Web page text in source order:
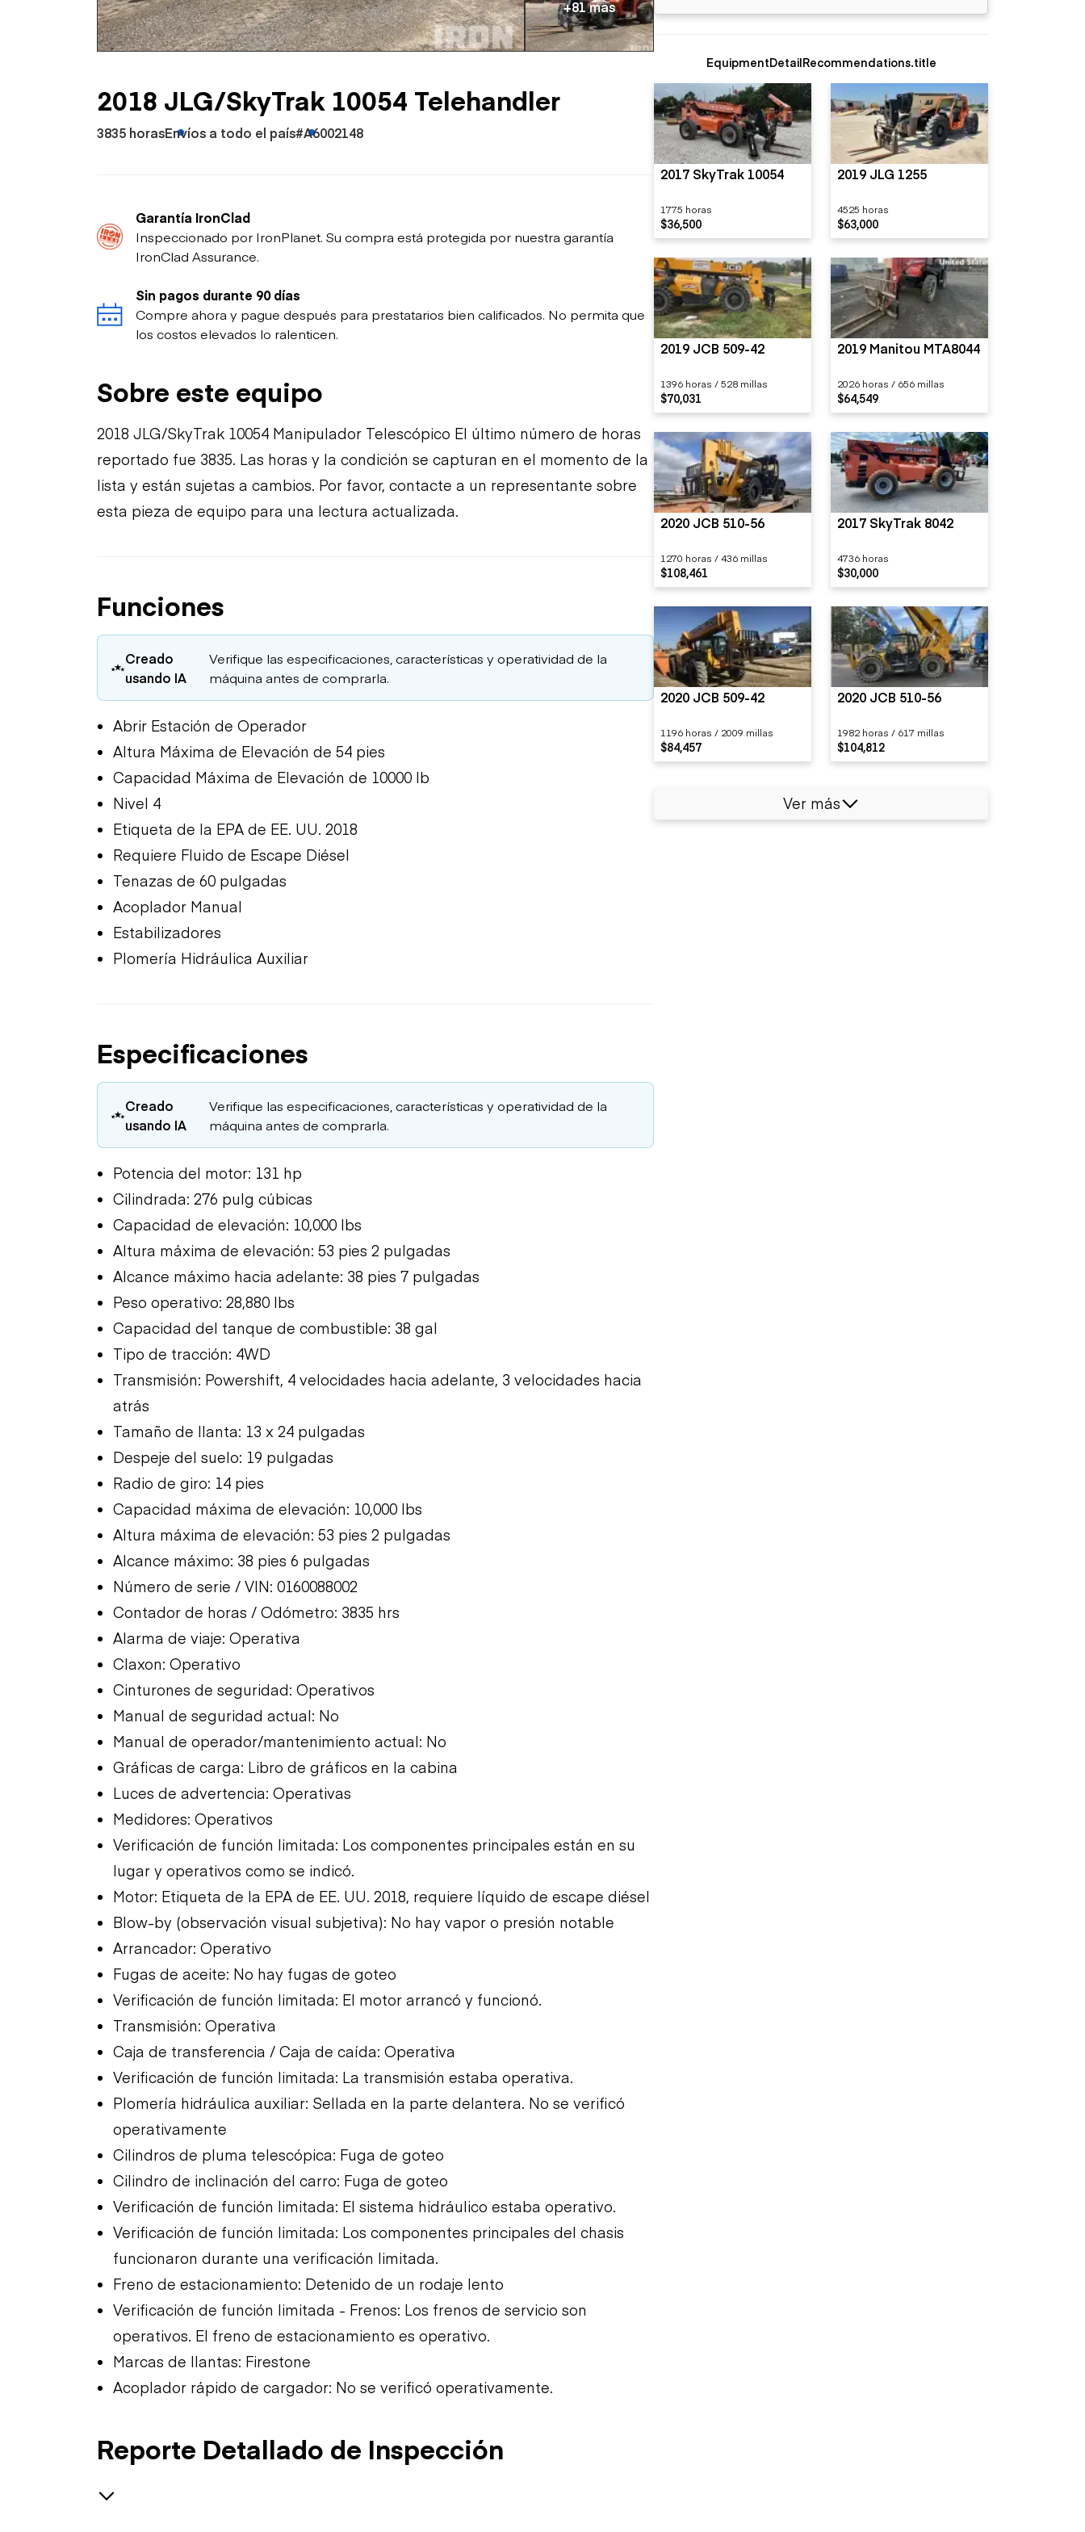
Petróleo y gas
Excavadoras
Motoniveladoras
Minicargadoras
Raspadores
Cargadoras de ruedas
Trailers
Remolques volcados
Remolques de
Remolques de troncos
+81 mas
2018 JLG/SkyTrak 10054 Telehandler
3835 horasEnvíos a todo el país#A6002148
Garantía IronClad
Inspeccionado por IronPlanet. Su compra está protegida por nuestra garantía
IronClad Assurance.
Sin pagos durante 90 días
Compre ahora y pague después para prestatarios bien calificados. No permita que
los costos elevados lo ralenticen.
Sobre este equipo
2018 JLG/SkyTrak 10054 Manipulador Telescópico El último número de horas
reportado fue 3835. Las horas y la condición se capturan en el momento de la
lista y están sujetas a cambios. Por favor, contacte a un representante sobre
esta pieza de equipo para una lectura actualizada.
Funciones
Creado
usando IA
Verifique las especificaciones, características y operatividad de la
máquina antes de comprarla.
Abrir Estación de Operador
Altura Máxima de Elevación de 54 pies
Capacidad Máxima de Elevación de 10000 lb
Nivel 4
Etiqueta de la EPA de EE. UU. 2018
Requiere Fluido de Escape Diésel
Tenazas de 60 pulgadas
Acoplador Manual
Estabilizadores
Plomería Hidráulica Auxiliar
Especificaciones
Creado
usando IA
Verifique las especificaciones, características y operatividad de la
máquina antes de comprarla.
Potencia del motor: 131 hp
Cilindrada: 276 pulg cúbicas
Capacidad de elevación: 10,000 lbs
Altura máxima de elevación: 53 pies 2 pulgadas
Alcance máximo hacia adelante: 38 pies 7 pulgadas
Peso operativo: 28,880 lbs
Capacidad del tanque de combustible: 38 gal
Tipo de tracción: 4WD
Transmisión: Powershift, 4 velocidades hacia adelante, 3 velocidades hacia
atrás
Tamaño de llanta: 13 x 24 pulgadas
Despeje del suelo: 19 pulgadas
Radio de giro: 14 pies
Capacidad máxima de elevación: 10,000 lbs
Altura máxima de elevación: 53 pies 2 pulgadas
Alcance máximo: 38 pies 6 pulgadas
Número de serie / VIN: 0160088002
Contador de horas / Odómetro: 3835 hrs
Alarma de viaje: Operativa
Claxon: Operativo
Cinturones de seguridad: Operativos
Manual de seguridad actual: No
Manual de operador/mantenimiento actual: No
Gráficas de carga: Libro de gráficos en la cabina
Luces de advertencia: Operativas
Medidores: Operativos
Verificación de función limitada: Los componentes principales están en su
lugar y operativos como se indicó.
Motor: Etiqueta de la EPA de EE. UU. 2018, requiere líquido de escape diésel
Blow-by (observación visual subjetiva): No hay vapor o presión notable
Arrancador: Operativo
Fugas de aceite: No hay fugas de goteo
Verificación de función limitada: El motor arrancó y funcionó.
Transmisión: Operativa
Caja de transferencia / Caja de caída: Operativa
Verificación de función limitada: La transmisión estaba operativa.
Plomería hidráulica auxiliar: Sellada en la parte delantera. No se verificó
operativamente
Cilindros de pluma telescópica: Fuga de goteo
Cilindro de inclinación del carro: Fuga de goteo
Verificación de función limitada: El sistema hidráulico estaba operativo.
Verificación de función limitada: Los componentes principales del chasis
funcionaron durante una verificación limitada.
Freno de estacionamiento: Detenido de un rodaje lento
Verificación de función limitada - Frenos: Los frenos de servicio son
operativos. El freno de estacionamiento es operativo.
Marcas de llantas: Firestone
Acoplador rápido de cargador: No se verificó operativamente.
Reporte Detallado de Inspección
EquipmentDetailRecommendations.title
2017 SkyTrak 10054
1775 horas
$36,500
2019 JLG 1255
4525 horas
$63,000
2019 JCB 509-42
1396 horas / 528 millas
$70,031
2019 Manitou MTA8044
2026 horas / 656 millas
$64,549
2020 JCB 510-56
1270 horas / 436 millas
$108,461
2017 SkyTrak 8042
4736 horas
$30,000
2020 JCB 509-42
1196 horas / 2009 millas
$84,457
2020 JCB 510-56
1982 horas / 617 millas
$104,812
Ver más